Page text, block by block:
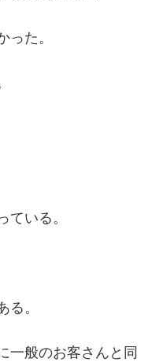
った。
ている。
る。
一般のお客さんと同